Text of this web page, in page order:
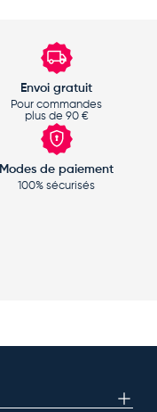
Envoi gratuit
Pour commandes
plus de 90 €
Modes de paiement
100% sécurisés